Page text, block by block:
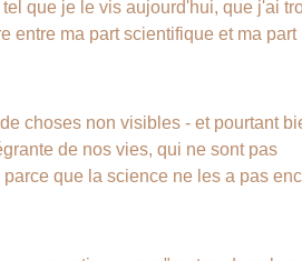
que je le vis aujourd'hui, que j'ai
entre ma part scientifique et ma part
choses non visibles - et pourtant
de nos vies, qui ne sont pas
que la science ne les a pas